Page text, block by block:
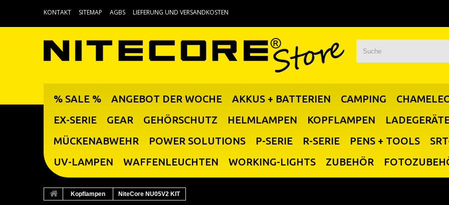
KONTAKT SITEMAP AGBS LIEFERUNG UND VERSANDKOSTEN
% SALE % ANGEBOT DER WOCHE AKKUS + BATTERIEN CAMPING
EX-SERIE
GEAR GEHÖRSCHUTZ HELMLAMPEN KOPFLAMPEN
MÜCKENABWEHR
POWER SOLUTIONS P-SERIE R-SERIE PENS + TOOLS
UV-LAMPEN
WAFFENLEUCHTEN WORKING-LIGHTS ZUBEHÖR
Kopflampen NiteCore NU05V2 KIT